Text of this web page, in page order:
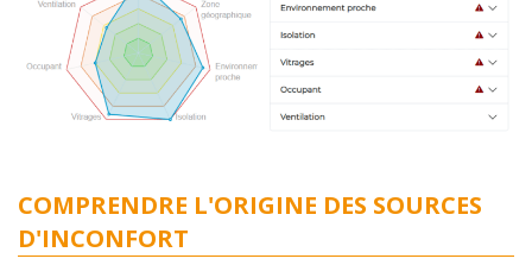
COMPRENDRE L'ORIGINE DES SOURCES
D'INCONFORT